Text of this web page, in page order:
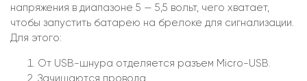
напряжения в диапазоне 5 — 5,5 вольт, чего хватает,
чтобы запустить батарею на брелоке для сигнализации.
Для этого:
От USB-шнура отделяется разъем Micro-USB.
Зачищаются провода.